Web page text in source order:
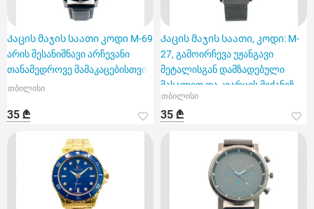
Კაცის მაჯის საათი კოდი M-69
არის შესანიშნავი არჩევანი
თანამედროვე მამაკაცებისთვის
თბილისი
35 ₾
Კაცის მაჯის საათი, კოდი: M-
27, გამოირჩევა უჟანგავი
მეტალისგან დამზადებული
მასალით და კვარცის მექანიზ
თბილისი
35 ₾